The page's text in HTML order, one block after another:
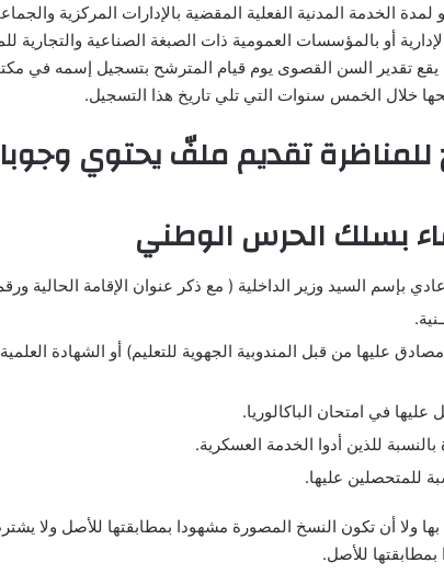
الخدمة المدنية الفعلية المقضية بالإدارات المركزية
أو بالمؤسسات العمومية ذات الصبغة الصناعية والتجارية
يقع تقدير السن القصوى يوم قيام المترشح بتسجيل إسمه في
خلال الخمس سنوات التي تلي تاريخ هذا التسجيل.
تقديم ملفّ يحتوي
بسلك الحرس الوطني
السيد وزير الداخلية ( مع ذكر عنوان الإقامة الحالية
عليها من قبل المندوبية الجهوية للتعليم) أو الشهادة
في امتحان الباكالوريا.
للذين أدوا الخدمة العسكرية.
للمتحصلين عليها.
ولا أن تكون النسخ المصورة مشهودا بمطابقتها للأصل ولا
للأصل.